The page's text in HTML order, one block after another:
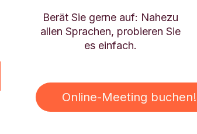
Berät Sie gerne auf: Nahezu
allen Sprachen, probieren Sie
es einfach.
Online-Meeting buchen!